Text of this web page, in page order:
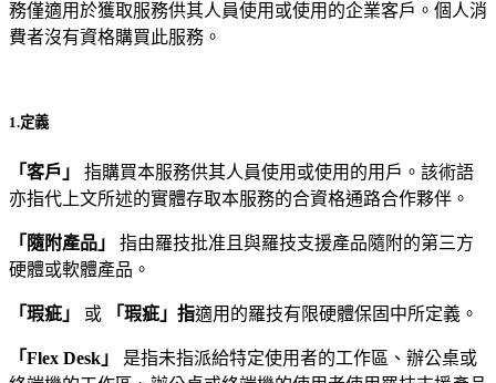
務僅適用於獲取服務供其人員使用或使用的企業客戶。個人消
費者沒有資格購買此服務。
1.定義
「客戶」
指購買本服務供其人員使用或使用的用戶。該術語
亦指代上文所述的實體存取本服務的合資格通路合作夥伴。
「隨附產品」
指由羅技批准且與羅技支援產品隨附的第三方
硬體或軟體產品。
「瑕疵」 或 「瑕疵」指適用的羅技有限硬體保固中所定義。
「Flex Desk」
是指未指派給特定使用者的工作區、辦公桌或